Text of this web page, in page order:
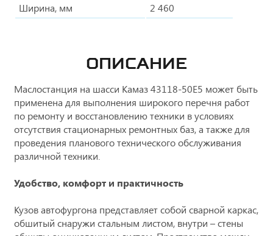
Ширина, мм
2 460
ОПИСАНИЕ
Маслостанция на шасси Камаз 43118-50Е5 может быть
применена для выполнения широкого перечня работ
по ремонту и восстановлению техники в условиях
отсутствия стационарных ремонтных баз, а также для
проведения планового технического обслуживания
различной техники.
Удобство, комфорт и практичность
Кузов автофургона представляет собой сварной каркас,
обшитый снаружи стальным листом, внутри – стены